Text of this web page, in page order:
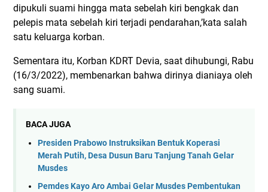
dipukuli suami hingga mata sebelah kiri bengkak dan
pelepis mata sebelah kiri terjadi pendarahan,’kata salah
satu keluarga korban.
Sementara itu, Korban KDRT Devia, saat dihubungi, Rabu
(16/3/2022), membenarkan bahwa dirinya dianiaya oleh
sang suami.
BACA JUGA
Presiden Prabowo Instruksikan Bentuk Koperasi
Merah Putih, Desa Dusun Baru Tanjung Tanah Gelar
Musdes
Pemdes Kayo Aro Ambai Gelar Musdes Pembentukan